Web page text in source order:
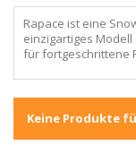
Rapace ist eine
einzigartiges
für fortgeschrittene
Keine Produkte